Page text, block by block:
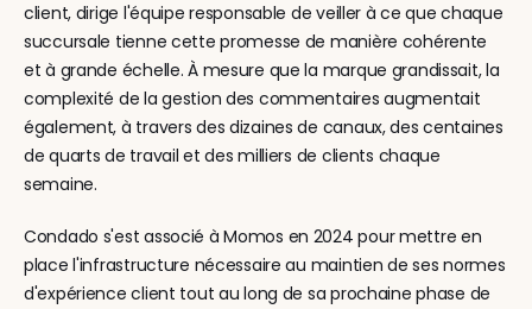
client, dirige l'équipe responsable de veiller à ce que chaque
succursale tienne cette promesse de manière cohérente
et à grande échelle. À mesure que la marque grandissait, la
complexité de la gestion des commentaires augmentait
également, à travers des dizaines de canaux, des centaines
de quarts de travail et des milliers de clients chaque
semaine.
Condado s'est associé à Momos en 2024 pour mettre en
place l'infrastructure nécessaire au maintien de ses normes
d'expérience client tout au long de sa prochaine phase de